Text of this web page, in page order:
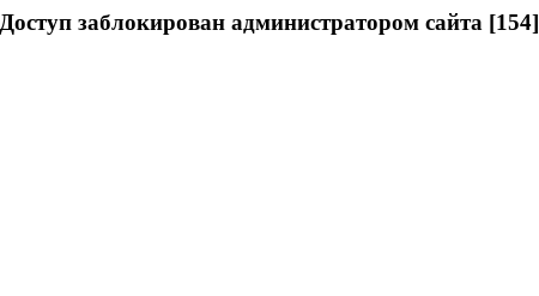
Доступ заблокирован администратором сайта [154]